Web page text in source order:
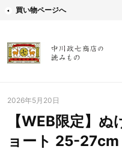
買い物ページへ
2026年5月20日
【WEB限定】
ョート 25-27cm